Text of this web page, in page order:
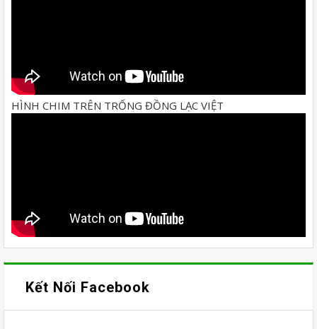
HÌNH CHIM TRÊN TRỐNG ĐỒNG LẠC VIỆT
Kết Nối Facebook